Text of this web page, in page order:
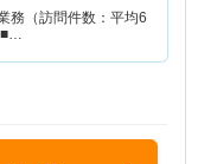
務（訪問件数：平均6
■…